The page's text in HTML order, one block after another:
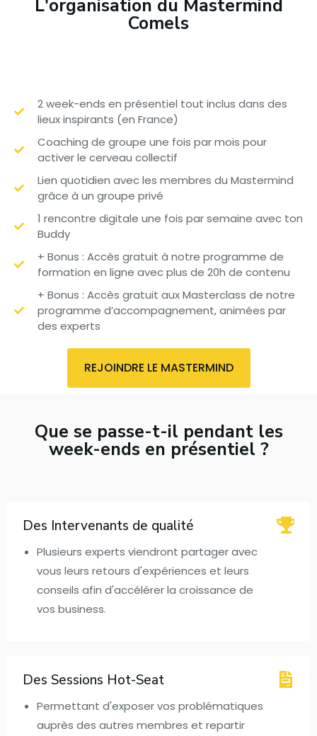
L'organisation du Mastermind
Comels
2 week-ends en présentiel tout inclus dans des
lieux inspirants (en France)
Coaching de groupe une fois par mois pour
activer le cerveau collectif
Lien quotidien avec les membres du Mastermind
grâce à un groupe privé
1 rencontre digitale une fois par semaine avec ton
Buddy
+ Bonus : Accès gratuit à notre programme de
formation en ligne avec plus de 20h de contenu
+ Bonus : Accès gratuit aux Masterclass de notre
programme d’accompagnement, animées par
des experts
REJOINDRE LE MASTERMIND
Que se passe-t-il pendant les
week-ends en présentiel ?
Des Intervenants de qualité
Plusieurs experts viendront partager avec
vous leurs retours d'expériences et leurs
conseils afin d'accélérer la croissance de
vos business.
Des Sessions Hot-Seat
Permettant d'exposer vos problématiques
auprès des autres membres et repartir